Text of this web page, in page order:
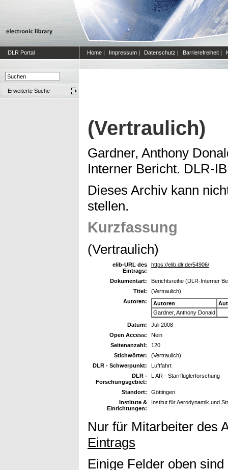
DLR Portal Home | Impressum | Datenschutz | Barrierefreiheit |
Erweiterte Suche
(Vertraulich)
Gardner, Anthony
Interner Bericht. DLR-
Dieses Archiv kann
stellen.
Kurzfassung
(Vertraulich)
elib-URL des
Eintrags:
https://elib.dlr.de/54906/
Dokumentart:
Berichtsreihe (DLR-Interner
Titel:
(Vertraulich)
Autoren:
Autoren
Gardner, Anthony Donald
Datum:
Juli 2008
Open Access:
Nein
Seitenanzahl:
120
Stichwörter:
(Vertraulich)
DLR - Schwerpunkt:
Luftfahrt
DLR -
Forschungsgebiet:
L AR - Starrflüglerforschung
Standort:
Göttingen
Institute &
Einrichtungen:
Institut für Aerodynamik und
Nur für Mitarbeiter des
Eintrags
Einige Felder oben